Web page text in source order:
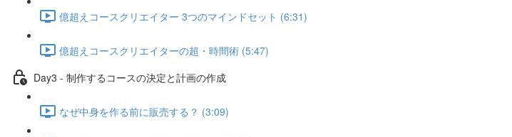
億超えコースクリエイター 3つのマインドセット (6:31)
億超えコースクリエイターの超・時間術 (5:47)
Day3 - 制作するコースの決定と計画の作成
なぜ中身を作る前に販売する？ (3:09)